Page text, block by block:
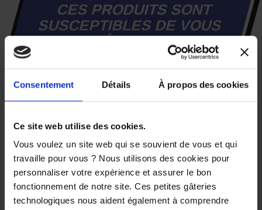
Consentement Détails À propos des cookies
Ce site web utilise des cookies.
Vous voulez un site web qui se souvient de vous et qui
travaille pour vous ? Nous utilisons des cookies pour
personnaliser votre expérience et assurer le bon
fonctionnement de notre site. Ces petites gâteries
technologiques nous aident également à comprendre
CES PRODUITS SONT
SUSCEPTIBLES DE VOUS
INTÉRESSER